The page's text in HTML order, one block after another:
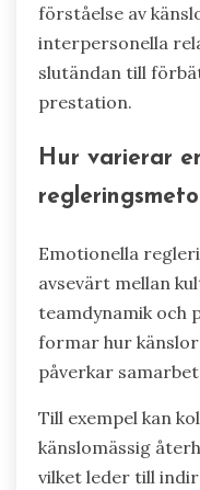
förståelse av
interpersonella
slutändan till
prestation.
Hur varierar
Emotionella
avsevärt mellan
teamdynamik och
formar hur
påverkar
Till exempel kan
känslomässig
vilket leder till